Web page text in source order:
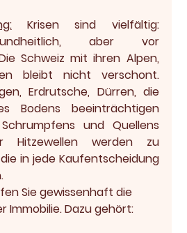
Krisen sind vielfältig:
aber vor
Schweiz mit ihren Alpen,
bleibt nicht verschont.
Erdrutsche, Dürren, die
Bodens beeinträchtigen
und Quellens
Hitzewellen werden zu
die in jede Kaufentscheidung
Sie gewissenhaft die
Immobilie. Dazu gehört: